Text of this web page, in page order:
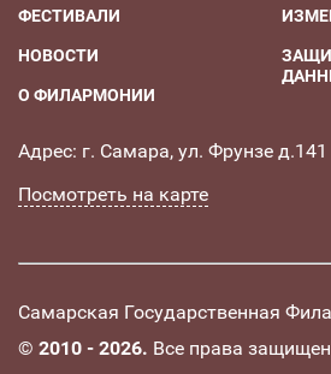
ФЕСТИВАЛИ
НОВОСТИ
О ФИЛАРМОНИИ
Адрес: г. Самара, ул. Фрунзе д.141
Посмотреть на карте
Самарская Государственная
© 2010 - 2026. Все права